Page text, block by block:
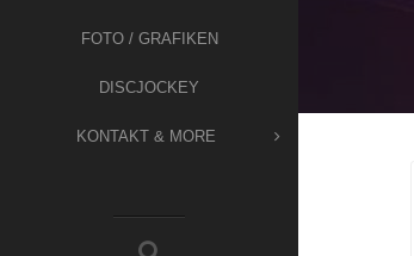
FOTO / GRAFIKEN
DISCJOCKEY
KONTAKT & MORE